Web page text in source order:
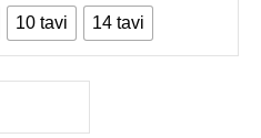
10 tavi 14 tavi